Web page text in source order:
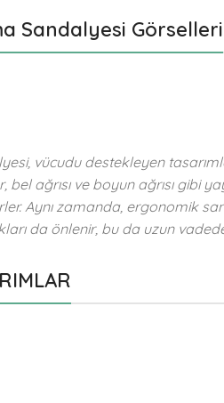
Sandalyesi Görselleri
vücudu destekleyen
bel ağrısı ve boyun ağrısı gibi
Aynı zamanda, ergonomik
da önlenir, bu da uzun